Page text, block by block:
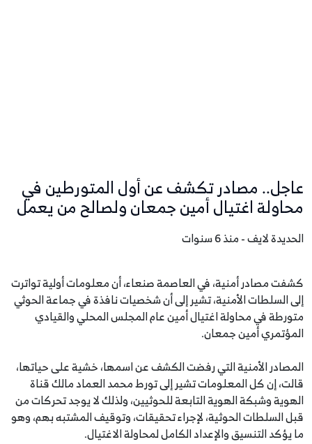
عاجل.. مصادر تكشف عن أول المتورطين في
محاولة اغتيال أمين جمعان ولصالح من يعمل
الحديدة لايف - منذ 6 سنوات
كشفت مصادر أمنية، في العاصمة صنعاء، أن معلومات أولية تواترت
إلى السلطات الأمنية، تشير إلى أن شخصيات نافذة في جماعة الحوثي
متورطة في محاولة اغتيال أمين عام المجلس المحلي والقيادي
المؤتمري أمين جمعان.
المصادر الأمنية التي رفضت الكشف عن اسمها، خشية على حياتها،
قالت، إن كل المعلومات تشير إلى تورط محمد العماد مالك قناة
الهوية وشبكة الهوية التابعة للحوثيين، ولذلك لا يوجد تحركات من
قبل السلطات الحوثية، لإجراء تحقيقات، وتوقيف المشتبه بهم، وهو
ما يؤكد التنسيق والإعداد الكامل لمحاولة الاغتيال.